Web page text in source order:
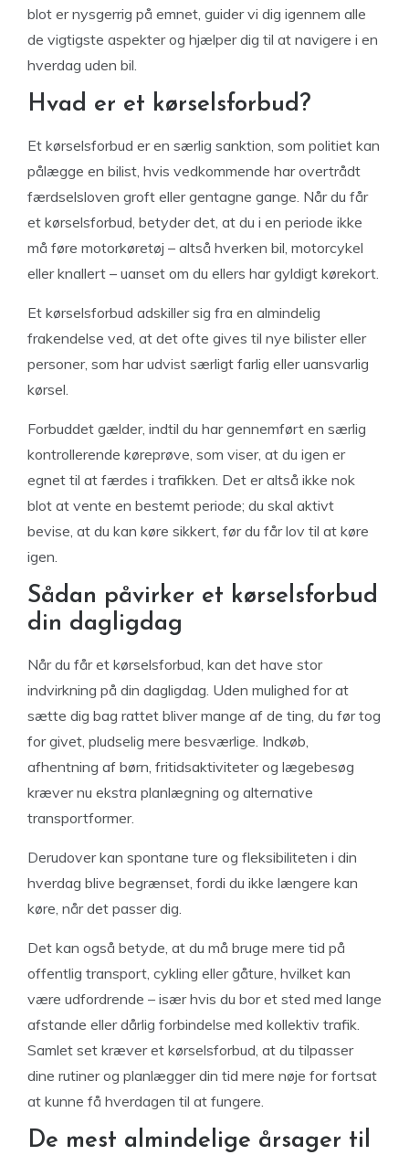
blot er nysgerrig på emnet, guider vi dig igennem alle
de vigtigste aspekter og hjælper dig til at navigere i en
hverdag uden bil.
Hvad er et kørselsforbud?
Et kørselsforbud er en særlig sanktion, som politiet kan
pålægge en bilist, hvis vedkommende har overtrådt
færdselsloven groft eller gentagne gange. Når du får
et kørselsforbud, betyder det, at du i en periode ikke
må føre motorkøretøj – altså hverken bil, motorcykel
eller knallert – uanset om du ellers har gyldigt kørekort.
Et kørselsforbud adskiller sig fra en almindelig
frakendelse ved, at det ofte gives til nye bilister eller
personer, som har udvist særligt farlig eller uansvarlig
kørsel.
Forbuddet gælder, indtil du har gennemført en særlig
kontrollerende køreprøve, som viser, at du igen er
egnet til at færdes i trafikken. Det er altså ikke nok
blot at vente en bestemt periode; du skal aktivt
bevise, at du kan køre sikkert, før du får lov til at køre
igen.
Sådan påvirker et kørselsforbud
din dagligdag
Når du får et kørselsforbud, kan det have stor
indvirkning på din dagligdag. Uden mulighed for at
sætte dig bag rattet bliver mange af de ting, du før tog
for givet, pludselig mere besværlige. Indkøb,
afhentning af børn, fritidsaktiviteter og lægebesøg
kræver nu ekstra planlægning og alternative
transportformer.
Derudover kan spontane ture og fleksibiliteten i din
hverdag blive begrænset, fordi du ikke længere kan
køre, når det passer dig.
Det kan også betyde, at du må bruge mere tid på
offentlig transport, cykling eller gåture, hvilket kan
være udfordrende – især hvis du bor et sted med lange
afstande eller dårlig forbindelse med kollektiv trafik.
Samlet set kræver et kørselsforbud, at du tilpasser
dine rutiner og planlægger din tid mere nøje for fortsat
at kunne få hverdagen til at fungere.
De mest almindelige årsager til